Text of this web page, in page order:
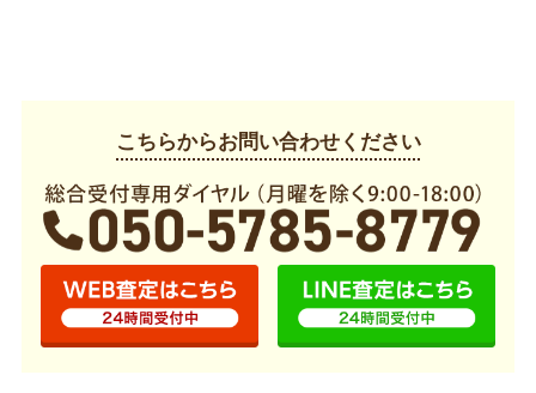
こちらからお問い合わせください